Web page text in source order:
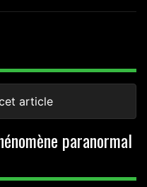
article
paranormal